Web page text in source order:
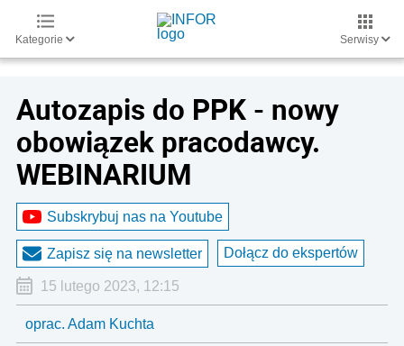
Kategorie Serwisy
Autozapis do PPK - nowy
obowiązek pracodawcy.
WEBINARIUM
Subskrybuj nas na Youtube
Zapisz się na newsletter Dołącz do ekspertów
15 lutego 2023, 12:15
oprac. Adam Kuchta